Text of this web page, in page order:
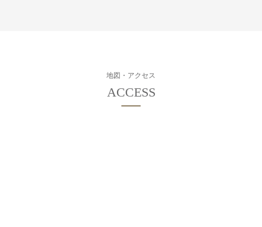
地図・アクセス